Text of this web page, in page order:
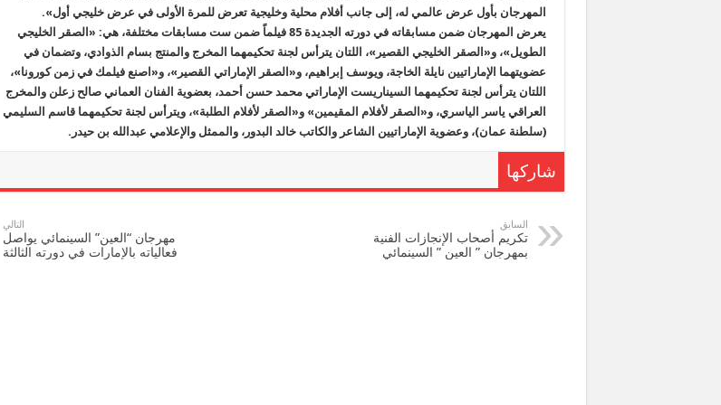
المهرجان بأول عرض عالمي له، إلى جانب أفلام محلية وخليجية تعرض للمرة الأولى في عرض خليجي أول».
يعرض المهرجان ضمن مسابقاته في دورته الجديدة 85 فيلماً ضمن ست مسابقات مختلفة، هي: «الصقر الخليجي
الطويل»، و«الصقر الخليجي القصير»، اللتان يترأس لجنة تحكيمهما المخرج والمنتج بسام الذوادي، وتضمان في
عضويتهما الإماراتيين نايلة الخاجة، ويوسف إبراهيم، و«الصقر الإماراتي القصير»، و«اصنع فيلمك في زمن كورونا»،
اللتان يترأس لجنة تحكيمهما السيناريست الإماراتي محمد حسن أحمد، بعضوية الفنان العماني صالح زعلن والمخرج
العراقي ياسر الياسري، و«الصقر لأفلام المقيمين» و«الصقر لأفلام الطلبة»، ويترأس لجنة تحكيمهما قاسم السليمي
(سلطنة عمان)، وعضوية الإماراتيين الشاعر والكاتب خالد البدور، والممثل والإعلامي عبدالله بن حيدر.
شاركها
السابق
تكريم أصحاب الإنجازات الفنية
بمهرجان ” العين ” السينمائي
التالي
مهرجان “العين” السينمائي يواصل
فعالياته بالإمارات في دورته الثالثة